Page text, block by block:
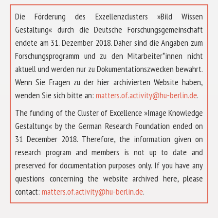
Die Förderung des Exzellenzclusters »Bild Wissen
Gestaltung« durch die Deutsche Forschungsgemeinschaft
endete am 31. Dezember 2018. Daher sind die Angaben zum
Forschungsprogramm und zu den Mitarbeiter*innen nicht
aktuell und werden nur zu Dokumentationszwecken bewahrt.
Wenn Sie Fragen zu der hier archivierten Website haben,
wenden Sie sich bitte an: matters.of.activity@hu-berlin.de.
The funding of the Cluster of Excellence »Image Knowledge
Gestaltung« by the German Research Foundation ended on
31 December 2018. Therefore, the information given on
research program and members is not up to date and
preserved for documentation purposes only. If you have any
questions concerning the website archived here, please
contact: matters.of.activity@hu-berlin.de.
ÜBER UNS